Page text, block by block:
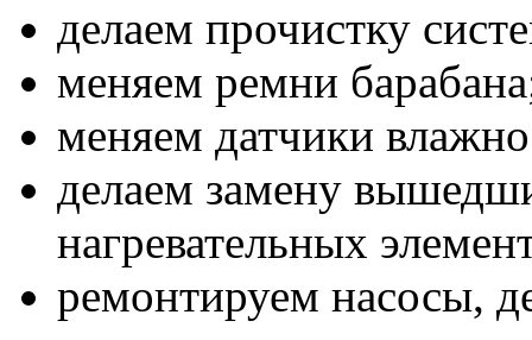
делаем прочистку
меняем ремни
меняем датчики
делаем замену
нагревательных
ремонтируем насосы,